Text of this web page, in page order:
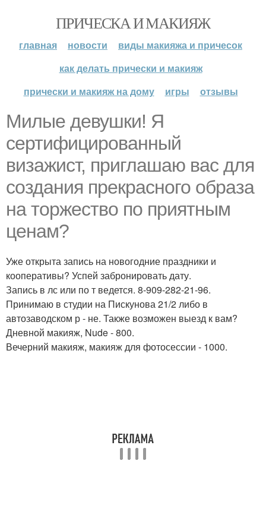
ПРИЧЕСКА И МАКИЯЖ
главная новости
виды макияжа и причесок
как делать прически и макияж
прически и макияж на дому
игры отзывы
Милые девушки! Я
сертифицированный
визажист, приглашаю вас для
создания прекрасного образа
на торжество по приятным
ценам?
Уже открыта запись на новогодние праздники и
кооперативы? Успей забронировать дату.
Запись в лс или по т ведется. 8-909-282-21-96.
Принимаю в студии на Пискунова 21/2 либо в
автозаводском р - не. Также возможен выезд к вам?
Дневной макияж, Nude - 800.
Вечерний макияж, макияж для фотосессии - 1000.